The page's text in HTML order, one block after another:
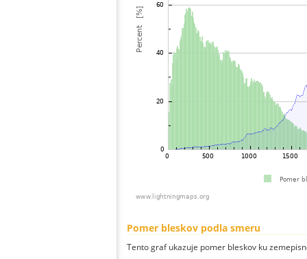
Pomer bleskov podla smeru
Tento graf ukazuje pomer bleskov ku